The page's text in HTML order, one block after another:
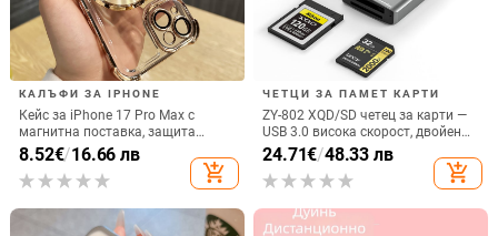
КАЛЪФИ ЗА IPHONE
Кейс за iPhone 17 Pro Max с
магнитна поставка, защита
срещу изпускане на четирите
ъгъла, акрилен корпус с
електроплатиран финиш
8.52€/16.66 лв
add_shopping_cart
ЧЕТЦИ ЗА ПАМЕТ КАРТИ
ZY-802 XQD/SD четец за карти —
USB 3.0 висока скорост, двойен
интерфейс Type-C и USB,
алуминиев сплав + ABS
24.71€/48.33 лв
add_shopping_cart